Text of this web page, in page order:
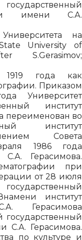
имени С.А.
на
University of
S.Gerasimov;
года как
Приказом
Университет
институт
переименован во
институт
Совета
1986 года
Герасимова.
при
от 28 июля
институт
Герасимова
государственный
С.А. Герасимова.
по культуре и